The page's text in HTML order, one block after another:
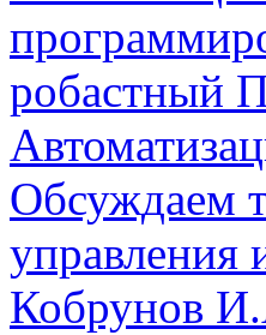
робастный
Обсуждаем
управления
Кобрунов